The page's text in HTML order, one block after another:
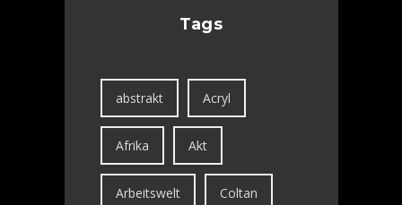
Tags
abstrakt Acryl
Afrika Akt
Arbeitswelt Coltan